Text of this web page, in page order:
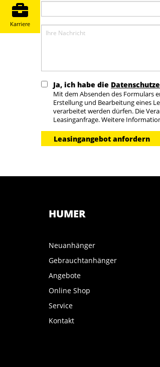
Nachricht
Ja, ich habe die
Mit dem Absenden des Formulars
Erstellung und Bearbeitung eines
verarbeitet werden dürfen. Die
Leasinganfrage. Weitere
HUMER
Neuanhänger
Gebrauchtanhänger
Angebote
Online Shop
Service
Kontakt
Karriere